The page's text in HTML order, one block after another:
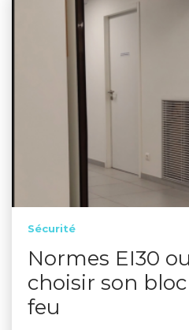
Sécurité
Normes EI30
choisir son
feu